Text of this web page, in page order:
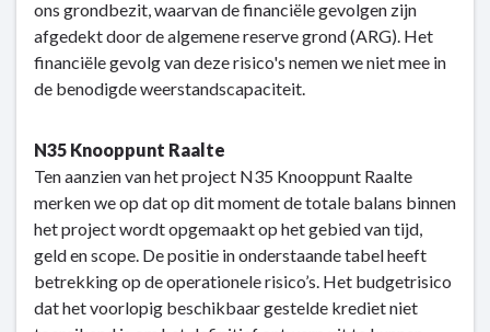
ons grondbezit, waarvan de financiële gevolgen zijn
afgedekt door de algemene reserve grond (ARG). Het
financiële gevolg van deze risico's nemen we niet mee in
de benodigde weerstandscapaciteit.
N35 Knooppunt Raalte
Ten aanzien van het project N35 Knooppunt Raalte
merken we op dat op dit moment de totale balans binnen
het project wordt opgemaakt op het gebied van tijd,
geld en scope. De positie in onderstaande tabel heeft
betrekking op de operationele risico’s. Het budgetrisico
dat het voorlopig beschikbaar gestelde krediet niet